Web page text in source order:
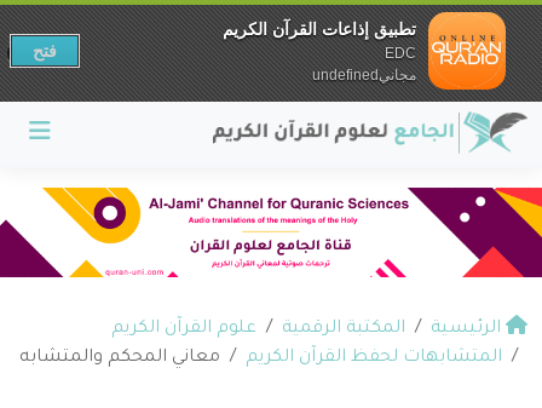
الرئيسية المكتبة الرقمية
علوم القرآن الكريم
المتشابهات لحفظ القرآن الكريم
معاني المحكم والمتشابه
تطبيق إذاعات القرآن الكريم
EDC
مجانيundefined
فتح